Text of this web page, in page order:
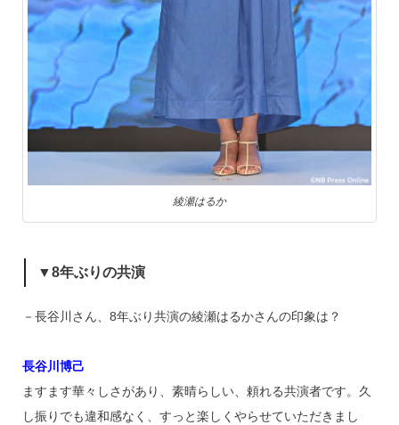
綾瀬はるか
▼8年ぶりの共演
－長谷川さん、8年ぶり共演の綾瀬はるかさんの印象は？
長谷川博己
ますます華々しさがあり、素晴らしい、頼れる共演者です。久
し振りでも違和感なく、すっと楽しくやらせていただきまし